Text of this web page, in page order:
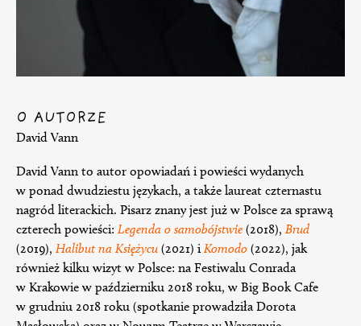
O AUTORZE
David Vann
David Vann to autor opowiadań i powieści wydanych
w ponad dwudziestu językach, a także laureat czternastu
nagród literackich. Pisarz znany jest już w Polsce za sprawą
czterech powieści: Legenda o samobójstwie (2018), Brud
(2019), Halibut na Księżycu (2021) iKomodo (2022), jak
również kilku wizyt w Polsce: na Festiwalu Conrada
w Krakowie w październiku 2018 roku, w Big Book Cafe
w grudniu 2018 roku (spotkanie prowadziła Dorota